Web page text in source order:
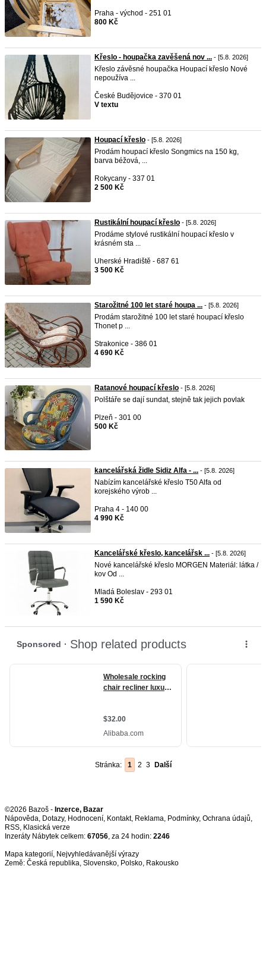
Praha - východ - 251 01
800 Kč
Křeslo - houpačka zavěšená nov ... - [5.8. 2026]
Křeslo závěsné houpačka Houpací křeslo Nové
nepoužíva ...
České Budějovice - 370 01
V textu
Houpací křeslo - [5.8. 2026]
Prodám houpací křeslo Songmics na 150 kg,
barva béžová, ...
Rokycany - 337 01
2 500 Kč
Rustikální houpací křeslo - [5.8. 2026]
Prodáme stylové rustikální houpací křeslo v
krásném sta ...
Uherské Hradiště - 687 61
3 500 Kč
Starožitné 100 let staré houpa ... - [5.8. 2026]
Prodám starožitné 100 let staré houpací křeslo
Thonet p ...
Strakonice - 386 01
4 690 Kč
Ratanové houpací křeslo - [5.8. 2026]
Polštáře se dají sundat, stejně tak jejich povlak
Plzeň - 301 00
500 Kč
kancelářská židle Sidiz Alfa - ... - [5.8. 2026]
Nabízím kancelářské křeslo T50 Alfa od
korejského výrob ...
Praha 4 - 140 00
4 990 Kč
Kancelářské křeslo, kancelářsk ... - [5.8. 2026]
Nové kancelářské křeslo MORGEN Materiál: látka /
kov Od ...
Mladá Boleslav - 293 01
1 590 Kč
Stránka: 1 2 3 Další
©2026 Bazoš - Inzerce, Bazar
Nápověda, Dotazy, Hodnocení, Kontakt, Reklama, Podmínky, Ochrana údajů,
RSS,
Inzeráty Nábytek celkem: 67056, za 24 hodin: 2246
Mapa kategorií, Nejvyhledávanější výrazy
Země: Česká republika, Slovensko, Polsko, Rakousko